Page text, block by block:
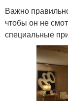
Важно
чтобы он не
специальные